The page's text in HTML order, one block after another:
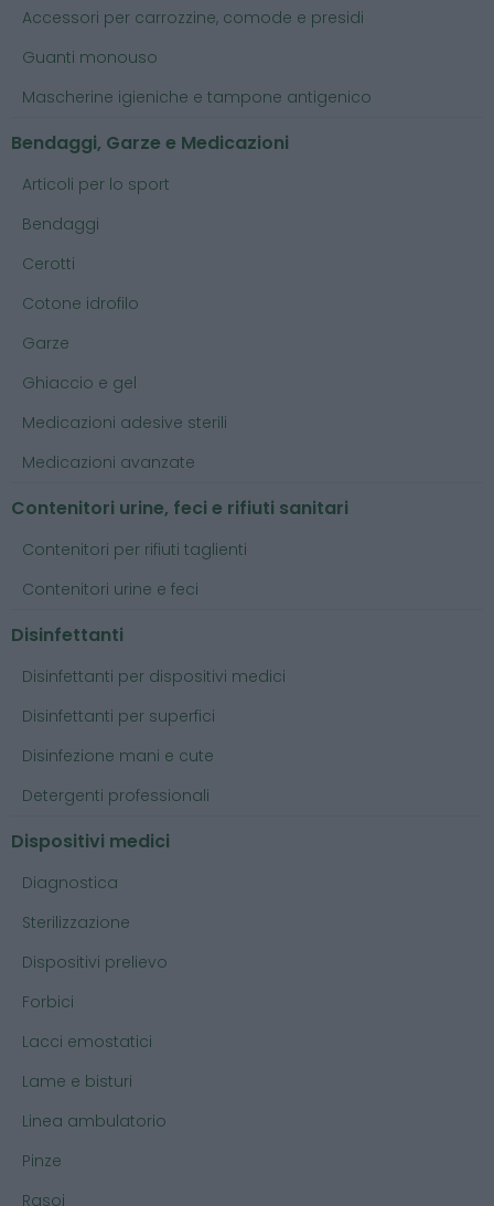
Accessori per carrozzine, comode e presidi
Guanti monouso
Mascherine igieniche e tampone antigenico
Bendaggi, Garze e Medicazioni
Articoli per lo sport
Bendaggi
Cerotti
Cotone idrofilo
Garze
Ghiaccio e gel
Medicazioni adesive sterili
Medicazioni avanzate
Contenitori urine, feci e rifiuti sanitari
Contenitori per rifiuti taglienti
Contenitori urine e feci
Disinfettanti
Disinfettanti per dispositivi medici
Disinfettanti per superfici
Disinfezione mani e cute
Detergenti professionali
Dispositivi medici
Diagnostica
Sterilizzazione
Dispositivi prelievo
Forbici
Lacci emostatici
Lame e bisturi
Linea ambulatorio
Pinze
Rasoi